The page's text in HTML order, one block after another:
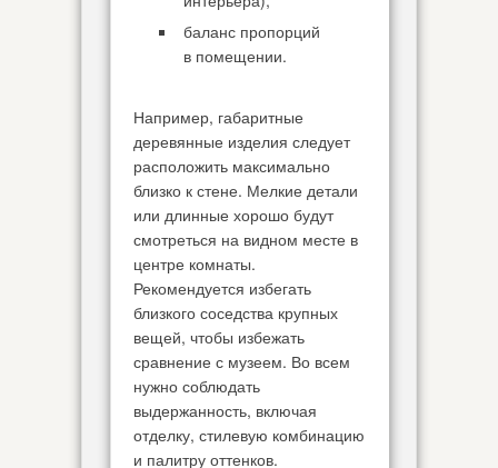
баланс пропорций
в помещении.
Например, габаритные
деревянные изделия следует
расположить максимально
близко к стене. Мелкие детали
или длинные хорошо будут
смотреться на видном месте в
центре комнаты.
Рекомендуется избегать
близкого соседства крупных
вещей, чтобы избежать
сравнение с музеем. Во всем
нужно соблюдать
выдержанность, включая
отделку, стилевую комбинацию
и палитру оттенков.